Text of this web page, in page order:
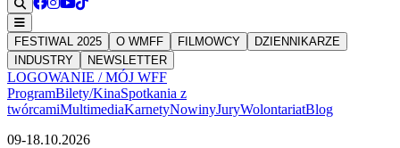
FESTIWAL 2025 O WMFF FILMOWCY
DZIENNIKARZE
INDUSTRY
NEWSLETTER
LOGOWANIE / MÓJ WFF
ProgramBilety/KinaSpotkania z
twórcamiMultimediaKarnetyNowinyJuryWolontariatBlog
09-18.10.2026